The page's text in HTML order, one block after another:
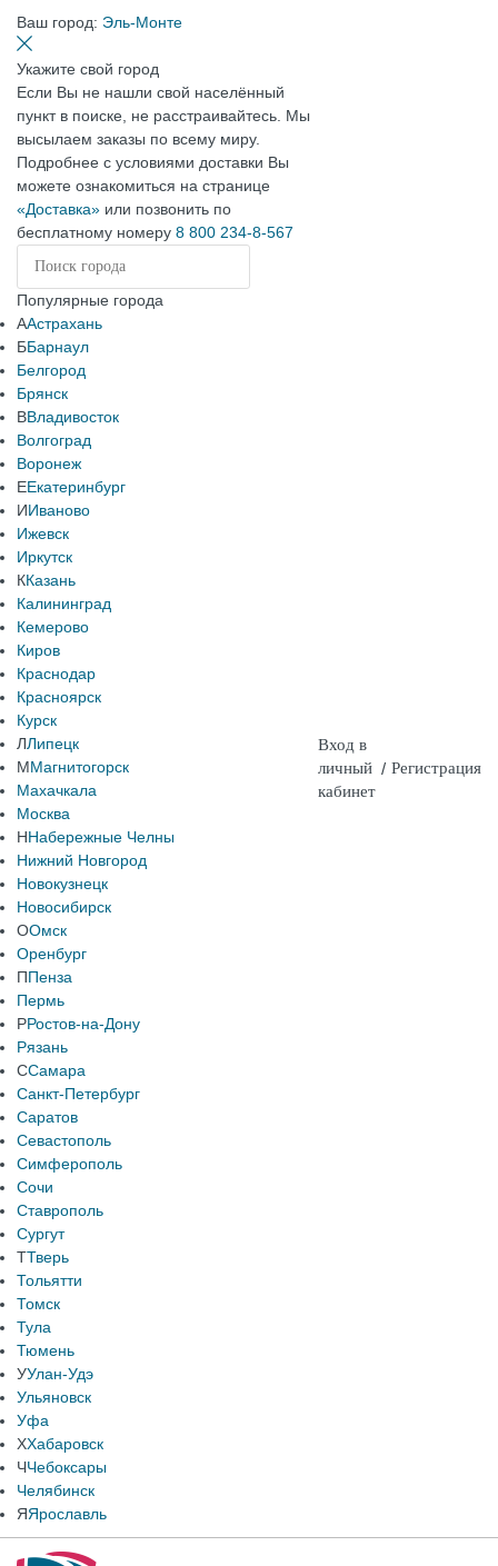
Ваш город: Эль-Монте
Укажите свой город
Если Вы не нашли свой населённый
пункт в поиске, не расстраивайтесь. Мы
высылаем заказы по всему миру.
Подробнее с условиями доставки Вы
можете ознакомиться на странице
«Доставка» или позвонить по
бесплатному номеру 8 800 234-8-567
Популярные города
ААстрахань
ББарнаул
Белгород
Брянск
ВВладивосток
Волгоград
Воронеж
ЕЕкатеринбург
ИИваново
Ижевск
Иркутск
ККазань
Калининград
Кемерово
Киров
Краснодар
Красноярск
Курск
ЛЛипецк
ММагнитогорск
Махачкала
Москва
ННабережные Челны
Нижний Новгород
Новокузнецк
Новосибирск
ООмск
Оренбург
ППенза
Пермь
РРостов-на-Дону
Рязань
ССамара
Санкт-Петербург
Саратов
Севастополь
Симферополь
Сочи
Ставрополь
Сургут
ТТверь
Тольятти
Томск
Тула
Тюмень
УУлан-Удэ
Ульяновск
Уфа
ХХабаровск
ЧЧебоксары
Челябинск
ЯЯрославль
Вход в
личный
кабинет
/ Регистрация